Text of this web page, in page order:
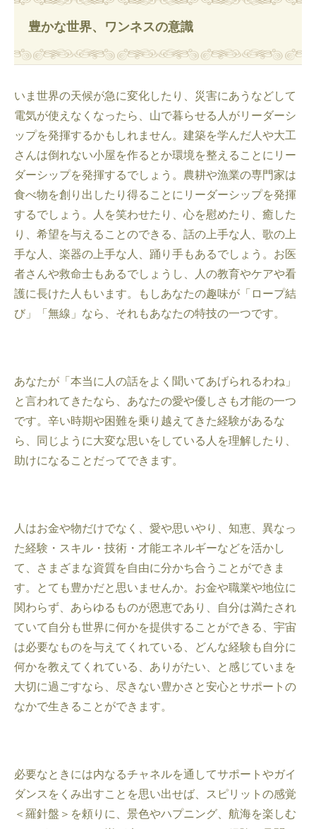
豊かな世界、ワンネスの意識
いま世界の天候が急に変化したり、災害にあうなどして
電気が使えなくなったら、山で暮らせる人がリーダーシ
ップを発揮するかもしれません。建築を学んだ人や大工
さんは倒れない小屋を作るとか環境を整えることにリー
ダーシップを発揮するでしょう。農耕や漁業の専門家は
食べ物を創り出したり得ることにリーダーシップを発揮
するでしょう。人を笑わせたり、心を慰めたり、癒した
り、希望を与えることのできる、話の上手な人、歌の上
手な人、楽器の上手な人、踊り手もあるでしょう。お医
者さんや救命士もあるでしょうし、人の教育やケアや看
護に長けた人もいます。もしあなたの趣味が「ロープ結
び」「無線」なら、それもあなたの特技の一つです。
あなたが「本当に人の話をよく聞いてあげられるわね」
と言われてきたなら、あなたの愛や優しさも才能の一つ
です。辛い時期や困難を乗り越えてきた経験があるな
ら、同じように大変な思いをしている人を理解したり、
助けになることだってできます。
人はお金や物だけでなく、愛や思いやり、知恵、異なっ
た経験・スキル・技術・才能エネルギーなどを活かし
て、さまざまな資質を自由に分かち合うことができま
す。とても豊かだと思いませんか。お金や職業や地位に
関わらず、あらゆるものが恩恵であり、自分は満たされ
ていて自分も世界に何かを提供することができる、宇宙
は必要なものを与えてくれている、どんな経験も自分に
何かを教えてくれている、ありがたい、と感じていまを
大切に過ごすなら、尽きない豊かさと安心とサポートの
なかで生きることができます。
必要なときには内なるチャネルを通してサポートやガイ
ダンスをくみ出すことを思い出せば、スピリットの感覚
＜羅針盤＞を頼りに、景色やハプニング、航海を楽しむ